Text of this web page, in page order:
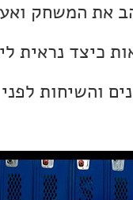
את המשחק
כיצד נראית
והשיחות